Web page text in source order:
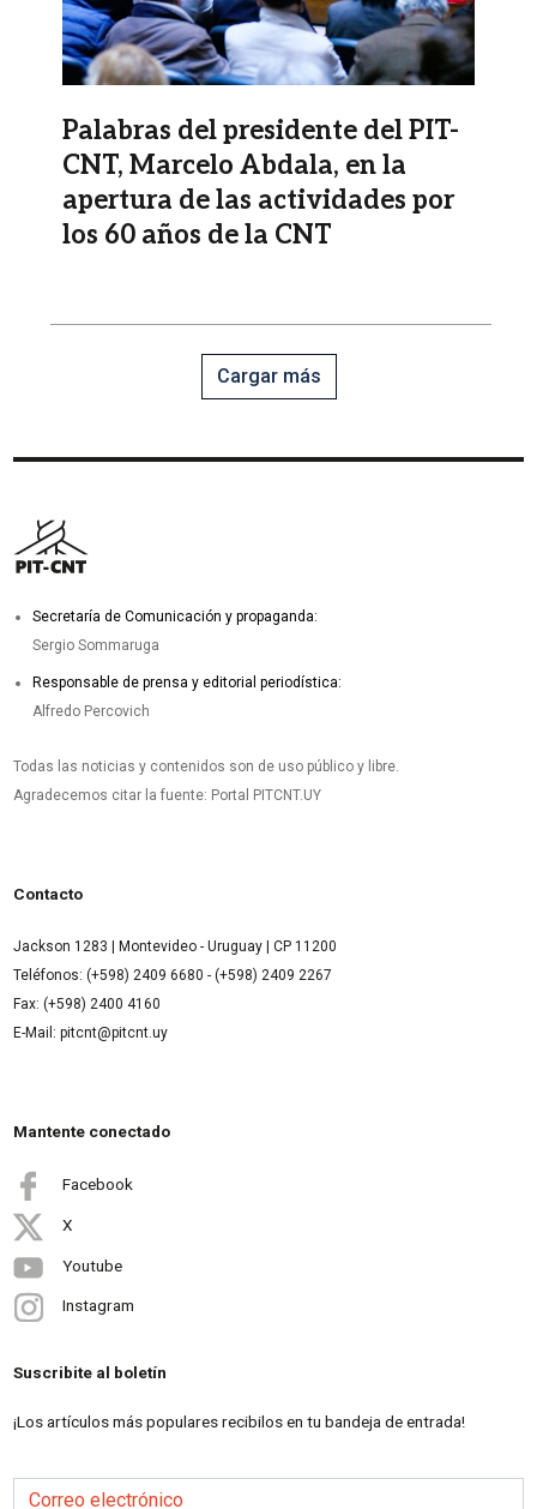
Palabras del presidente del PIT-
CNT, Marcelo Abdala, en la
apertura de las actividades por
los 60 años de la CNT
Cargar más
Secretaría de Comunicación y propaganda:
Sergio Sommaruga
Responsable de prensa y editorial periodística:
Alfredo Percovich
Todas las noticias y contenidos son de uso público y libre.
Agradecemos citar la fuente: Portal PITCNT.UY
Contacto
Jackson 1283 | Montevideo - Uruguay | CP 11200
Teléfonos: (+598) 2409 6680 - (+598) 2409 2267
Fax: (+598) 2400 4160
E-Mail: pitcnt@pitcnt.uy
Mantente conectado
Facebook
X
Youtube
Instagram
Suscribite al boletín
¡Los artículos más populares recibilos en tu bandeja de entrada!
Correo electrónico